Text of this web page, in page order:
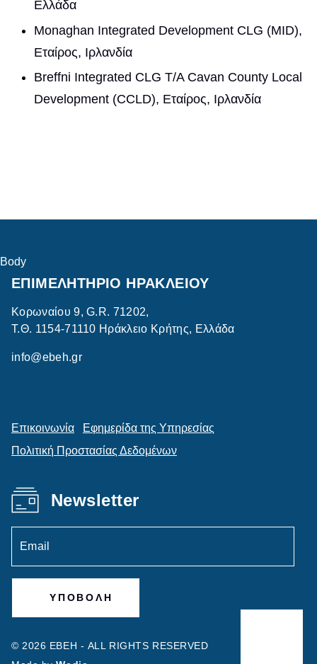
Ελλάδα
Monaghan Integrated Development CLG (MID),
Εταίρος, Ιρλανδία
Breffni Integrated CLG T/A Cavan County Local
Development (CCLD), Εταίρος, Ιρλανδία
Body
ΕΠΙΜΕΛΗΤΗΡΙΟ ΗΡΑΚΛΕΙΟΥ
Κορωναίου 9, G.R. 71202,
Τ.Θ. 1154-71110 Ηράκλειο Κρήτης, Ελλάδα
info@ebeh.gr
Επικοινωνία
Εφημερίδα της Υπηρεσίας
Πολιτική Προστασίας Δεδομένων
Newsletter
© 2026 ΕΒΕΗ - ALL RIGHTS RESERVED